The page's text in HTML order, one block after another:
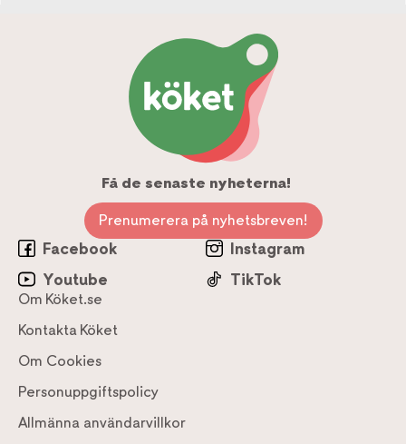
Få de senaste nyheterna!
Prenumerera på nyhetsbreven!
Facebook
Instagram
Youtube
TikTok
Om Köket.se
Kontakta Köket
Om Cookies
Personuppgiftspolicy
Allmänna användarvillkor